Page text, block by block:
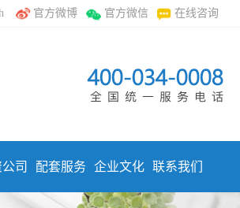
官方微博 官方微信 在线咨询
司 配套服务 企业文化 联系我们